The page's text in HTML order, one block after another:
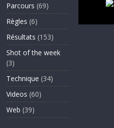
Parcours (69)
Règles (6)
Résultats (153)
Shot of the week
(3)
Technique (34)
Videos (60)
Web (39)